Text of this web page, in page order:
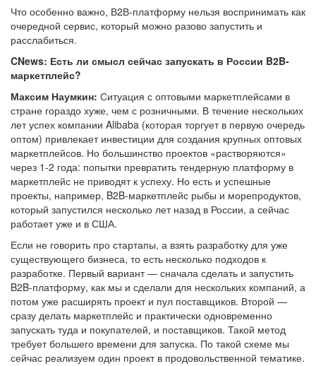
Что особенно важно, В2В-платформу нельзя воспринимать как
очередной сервис, который можно разово запустить и
расслабиться.
CNews: Есть ли смысл сейчас запускать в России B2B-
маркетплейс?
Максим Наумкин: Ситуация с оптовыми маркетплейсами в
стране гораздо хуже, чем с розничными. В течение нескольких
лет успех компании Alibaba (которая торгует в первую очередь
оптом) привлекает инвестиции для создания крупных оптовых
маркетплейсов. Но большинство проектов «растворяются»
через 1-2 года: попытки превратить тендерную платформу в
маркетплейс не приводят к успеху. Но есть и успешные
проекты, например, B2B-маркетплейс рыбы и морепродуктов,
который запустился несколько лет назад в России, а сейчас
работает уже и в США.
Если не говорить про стартапы, а взять разработку для уже
существующего бизнеса, то есть несколько подходов к
разработке. Первый вариант — сначала сделать и запустить
B2B-платформу, как мы и сделали для нескольких компаний, а
потом уже расширять проект и пул поставщиков. Второй —
сразу делать маркетплейс и практически одновременно
запускать туда и покупателей, и поставщиков. Такой метод
требует большего времени для запуска. По такой схеме мы
сейчас реализуем один проект в продовольственной тематике.